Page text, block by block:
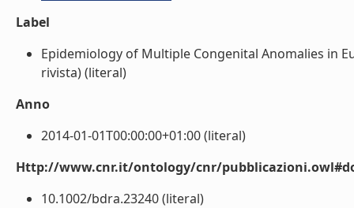
Label
Epidemiology of Multiple Congenital Anomalies in
rivista) (literal)
Anno
2014-01-01T00:00:00+01:00 (literal)
Http://www.cnr.it/ontology/cnr/
10.1002/bdra.23240 (literal)